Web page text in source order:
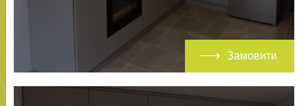
Замовити